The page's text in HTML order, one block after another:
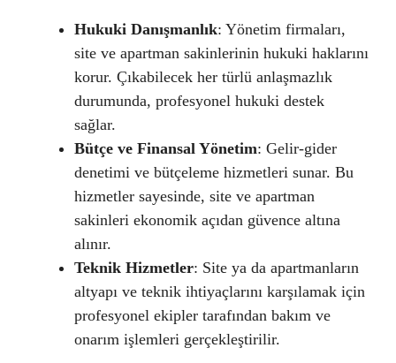
Hukuki Danışmanlık: Yönetim firmaları,
site ve apartman sakinlerinin hukuki haklarını
korur. Çıkabilecek her türlü anlaşmazlık
durumunda, profesyonel hukuki destek
sağlar.
Bütçe ve Finansal Yönetim: Gelir-gider
denetimi ve bütçeleme hizmetleri sunar. Bu
hizmetler sayesinde, site ve apartman
sakinleri ekonomik açıdan güvence altına
alınır.
Teknik Hizmetler: Site ya da apartmanların
altyapı ve teknik ihtiyaçlarını karşılamak için
profesyonel ekipler tarafından bakım ve
onarım işlemleri gerçekleştirilir.